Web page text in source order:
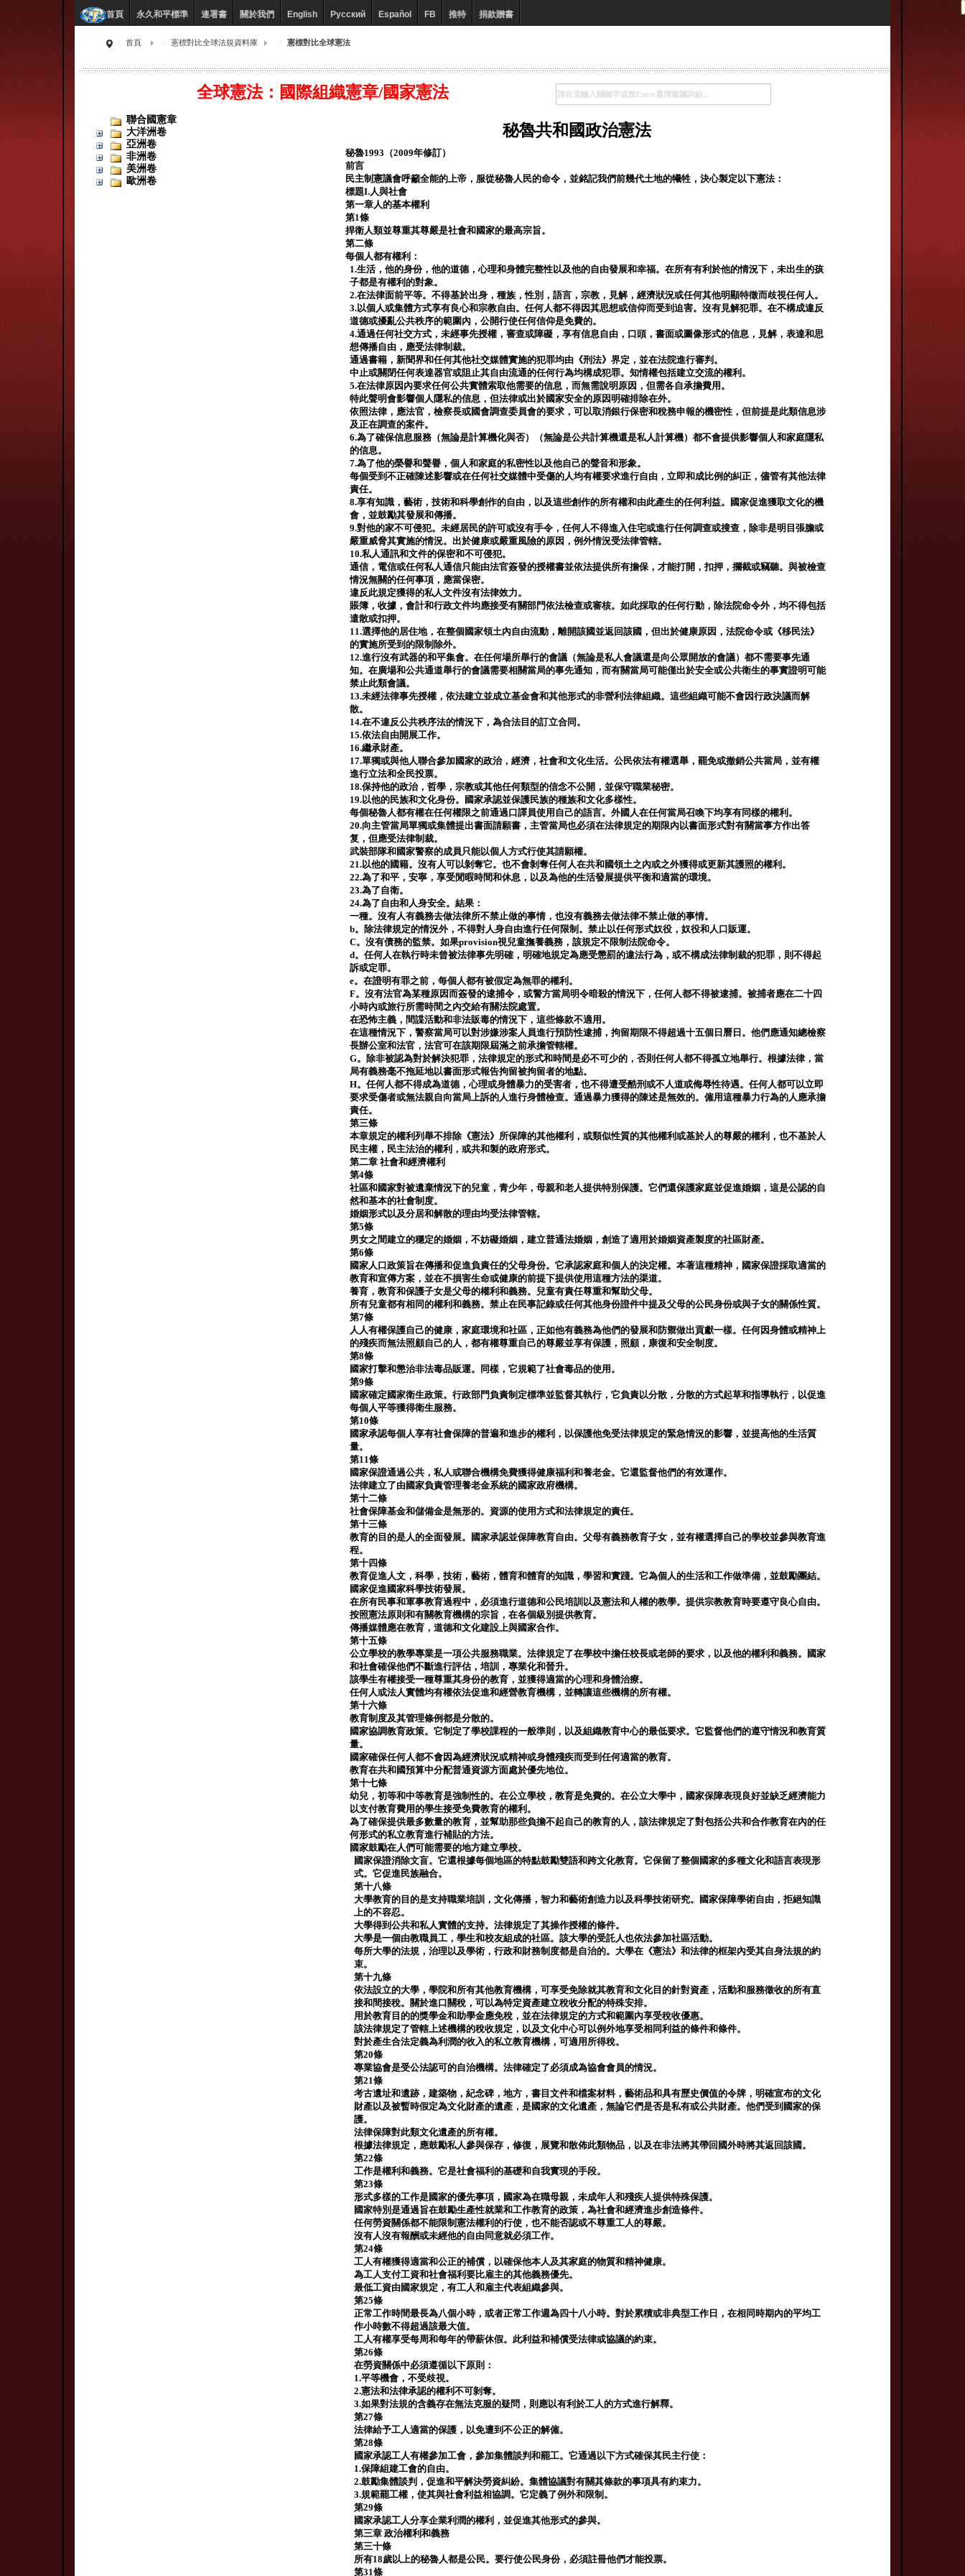
首頁 永久和平標準 連署書 關於我們 English Русский Español FB 推特 捐款贈書
首頁 憲標對比全球法規資料庫 憲標對比全球憲法
全球憲法：國際組織憲章/國家憲法
聯合國憲章
大洋洲卷
亞洲卷
非洲卷
美洲卷
歐洲卷
秘魯共和國政治憲法
秘魯1993（2009年修訂）
前言
民主制憲議會呼籲全能的上帝，服從秘魯人民的命令，並銘記我們前幾代土地的犧牲，決心製定以下憲法：
標題I.人與社會
第一章人的基本權利
第1條
捍衛人類並尊重其尊嚴是社會和國家的最高宗旨。
第二條
每個人都有權利：
1.生活，他的身份，他的道德，心理和身體完整性以及他的自由發展和幸福。在所有有利於他的情況下，未出生的孩
子都是有權利的對象。
2.在法律面前平等。不得基於出身，種族，性別，語言，宗教，見解，經濟狀況或任何其他明顯特徵而歧視任何人。
3.以個人或集體方式享有良心和宗教自由。任何人都不得因其思想或信仰而受到迫害。沒有見解犯罪。在不構成違反
道德或擾亂公共秩序的範圍內，公開行使任何信仰是免費的。
4.通過任何社交方式，未經事先授權，審查或障礙，享有信息自由，口頭，書面或圖像形式的信息，見解，表達和思
想傳播自由，應受法律制裁。
通過書籍，新聞界和任何其他社交媒體實施的犯罪均由《刑法》界定，並在法院進行審判。
中止或關閉任何表達器官或阻止其自由流通的任何行為均構成犯罪。知情權包括建立交流的權利。
5.在法律原因內要求任何公共實體索取他需要的信息，而無需說明原因，但需各自承擔費用。
特此聲明會影響個人隱私的信息，但法律或出於國家安全的原因明確排除在外。
依照法律，應法官，檢察長或國會調查委員會的要求，可以取消銀行保密和稅務申報的機密性，但前提是此類信息涉
及正在調查的案件。
6.為了確保信息服務（無論是計算機化與否）（無論是公共計算機還是私人計算機）都不會提供影響個人和家庭隱私
的信息。
7.為了他的榮譽和聲譽，個人和家庭的私密性以及他自己的聲音和形象。
每個受到不正確陳述影響或在任何社交媒體中受傷的人均有權要求進行自由，立即和成比例的糾正，儘管有其他法律
責任。
8.享有知識，藝術，技術和科學創作的自由，以及這些創作的所有權和由此產生的任何利益。國家促進獲取文化的機
會，並鼓勵其發展和傳播。
9.對他的家不可侵犯。未經居民的許可或沒有手令，任何人不得進入住宅或進行任何調查或搜查，除非是明目張膽或
嚴重威脅其實施的情況。出於健康或嚴重風險的原因，例外情況受法律管轄。
10.私人通訊和文件的保密和不可侵犯。
通信，電信或任何私人通信只能由法官簽發的授權書並依法提供所有擔保，才能打開，扣押，攔截或竊聽。與被檢查
情況無關的任何事項，應當保密。
違反此規定獲得的私人文件沒有法律效力。
賬簿，收據，會計和行政文件均應接受有關部門依法檢查或審核。如此採取的任何行動，除法院命令外，均不得包括
遣散或扣押。
11.選擇他的居住地，在整個國家領土內自由流動，離開該國並返回該國，但出於健康原因，法院命令或《移民法》
的實施所受到的限制除外。
12.進行沒有武器的和平集會。在任何場所舉行的會議（無論是私人會議還是向公眾開放的會議）都不需要事先通
知。在廣場和公共通道舉行的會議需要相關當局的事先通知，而有關當局可能僅出於安全或公共衛生的事實證明可能
禁止此類會議。
13.未經法律事先授權，依法建立並成立基金會和其他形式的非營利法律組織。這些組織可能不會因行政決議而解
散。
14.在不違反公共秩序法的情況下，為合法目的訂立合同。
15.依法自由開展工作。
16.繼承財產。
17.單獨或與他人聯合參加國家的政治，經濟，社會和文化生活。公民依法有權選舉，罷免或撤銷公共當局，並有權
進行立法和全民投票。
18.保持他的政治，哲學，宗教或其他任何類型的信念不公開，並保守職業秘密。
19.以他的民族和文化身份。國家承認並保護民族的種族和文化多樣性。
每個秘魯人都有權在任何權限之前通過口譯員使用自己的語言。外國人在任何當局召喚下均享有同樣的權利。
20.向主管當局單獨或集體提出書面請願書，主管當局也必須在法律規定的期限內以書面形式對有關當事方作出答
复，但應受法律制裁。
武裝部隊和國家警察的成員只能以個人方式行使其請願權。
21.以他的國籍。沒有人可以剝奪它。也不會剝奪任何人在共和國領土之內或之外獲得或更新其護照的權利。
22.為了和平，安寧，享受閒暇時間和休息，以及為他的生活發展提供平衡和適當的環境。
23.為了自衛。
24.為了自由和人身安全。結果：
一種。沒有人有義務去做法律所不禁止做的事情，也沒有義務去做法律不禁止做的事情。
b。除法律規定的情況外，不得對人身自由進行任何限制。禁止以任何形式奴役，奴役和人口販運。
C。沒有債務的監禁。如果provision視兒童撫養義務，該規定不限制法院命令。
d。任何人在執行時未曾被法律事先明確，明確地規定為應受懲罰的違法行為，或不構成法律制裁的犯罪，則不得起
訴或定罪。
e。在證明有罪之前，每個人都有被假定為無罪的權利。
F。沒有法官為某種原因而簽發的逮捕令，或警方當局明令暗殺的情況下，任何人都不得被逮捕。被捕者應在二十四
小時內或旅行所需時間之內交給有關法院處置。
在恐怖主義，間諜活動和非法販毒的情況下，這些條款不適用。
在這種情況下，警察當局可以對涉嫌涉案人員進行預防性逮捕，拘留期限不得超過十五個日曆日。他們應通知總檢察
長辦公室和法官，法官可在該期限屆滿之前承擔管轄權。
G。除非被認為對於解決犯罪，法律規定的形式和時間是必不可少的，否則任何人都不得孤立地舉行。根據法律，當
局有義務毫不拖延地以書面形式報告拘留被拘留者的地點。
H。任何人都不得成為道德，心理或身體暴力的受害者，也不得遭受酷刑或不人道或侮辱性待遇。任何人都可以立即
要求受傷者或無法親自向當局上訴的人進行身體檢查。通過暴力獲得的陳述是無效的。僱用這種暴力行為的人應承擔
責任。
第三條
本章規定的權利列舉不排除《憲法》所保障的其他權利，或類似性質的其他權利或基於人的尊嚴的權利，也不基於人
民主權，民主法治的權利，或共和製的政府形式。
第二章 社會和經濟權利
第4條
社區和國家對被遺棄情況下的兒童，青少年，母親和老人提供特別保護。它們還保護家庭並促進婚姻，這是公認的自
然和基本的社會制度。
婚姻形式以及分居和解散的理由均受法律管轄。
第5條
男女之間建立的穩定的婚姻，不妨礙婚姻，建立普通法婚姻，創造了適用於婚姻資產製度的社區財產。
第6條
國家人口政策旨在傳播和促進負責任的父母身份。它承認家庭和個人的決定權。本著這種精神，國家保證採取適當的
教育和宣傳方案，並在不損害生命或健康的前提下提供使用這種方法的渠道。
養育，教育和保護子女是父母的權利和義務。兒童有責任尊重和幫助父母。
所有兒童都有相同的權利和義務。禁止在民事記錄或任何其他身份證件中提及父母的公民身份或與子女的關係性質。
第7條
人人有權保護自己的健康，家庭環境和社區，正如他有義務為他們的發展和防禦做出貢獻一樣。任何因身體或精神上
的殘疾而無法照顧自己的人，都有權尊重自己的尊嚴並享有保護，照顧，康復和安全制度。
第8條
國家打擊和懲治非法毒品販運。同樣，它規範了社會毒品的使用。
第9條
國家確定國家衛生政策。行政部門負責制定標準並監督其執行，它負責以分散，分散的方式起草和指導執行，以促進
每個人平等獲得衛生服務。
第10條
國家承認每個人享有社會保障的普遍和進步的權利，以保護他免受法律規定的緊急情況的影響，並提高他的生活質
量。
第11條
國家保證通過公共，私人或聯合機構免費獲得健康福利和養老金。它還監督他們的有效運作。
法律建立了由國家負責管理養老金系統的國家政府機構。
第十二條
社會保障基金和儲備金是無形的。資源的使用方式和法律規定的責任。
第十三條
教育的目的是人的全面發展。國家承認並保障教育自由。父母有義務教育子女，並有權選擇自己的學校並參與教育進
程。
第十四條
教育促進人文，科學，技術，藝術，體育和體育的知識，學習和實踐。它為個人的生活和工作做準備，並鼓勵團結。
國家促進國家科學技術發展。
在所有民事和軍事教育過程中，必須進行道德和公民培訓以及憲法和人權的教學。提供宗教教育時要遵守良心自由。
按照憲法原則和有關教育機構的宗旨，在各個級別提供教育。
傳播媒體應在教育，道德和文化建設上與國家合作。
第十五條
公立學校的教學專業是一項公共服務職業。法律規定了在學校中擔任校長或老師的要求，以及他的權利和義務。國家
和社會確保他們不斷進行評估，培訓，專業化和晉升。
該學生有權接受一種尊重其身份的教育，並獲得適當的心理和身體治療。
任何人或法人實體均有權依法促進和經營教育機構，並轉讓這些機構的所有權。
第十六條
教育制度及其管理條例都是分散的。
國家協調教育政策。它制定了學校課程的一般準則，以及組織教育中心的最低要求。它監督他們的遵守情況和教育質
量。
國家確保任何人都不會因為經濟狀況或精神或身體殘疾而受到任何適當的教育。
教育在共和國預算中分配普通資源方面處於優先地位。
第十七條
幼兒，初等和中等教育是強制性的。在公立學校，教育是免費的。在公立大學中，國家保障表現良好並缺乏經濟能力
以支付教育費用的學生接受免費教育的權利。
為了確保提供最多數量的教育，並幫助那些負擔不起自己的教育的人，該法律規定了對包括公共和合作教育在內的任
何形式的私立教育進行補貼的方法。
國家鼓勵在人們可能需要的地方建立學校。
國家保證消除文盲。它還根據每個地區的特點鼓勵雙語和跨文化教育。它保留了整個國家的多種文化和語言表現形
式。它促進民族融合。
第十八條
大學教育的目的是支持職業培訓，文化傳播，智力和藝術創造力以及科學技術研究。國家保障學術自由，拒絕知識
上的不容忍。
大學得到公共和私人實體的支持。法律規定了其操作授權的條件。
大學是一個由教職員工，學生和校友組成的社區。該大學的受託人也依法參加社區活動。
每所大學的法規，治理以及學術，行政和財務制度都是自治的。大學在《憲法》和法律的框架內受其自身法規的約
束。
第十九條
依法設立的大學，學院和所有其他教育機構，可享受免除就其教育和文化目的針對資產，活動和服務徵收的所有直
接和間接稅。關於進口關稅，可以為特定資產建立稅收分配的特殊安排。
用於教育目的的獎學金和助學金應免稅，並在法律規定的方式和範圍內享受稅收優惠。
該法律規定了管轄上述機構的稅收規定，以及文化中心可以例外地享受相同利益的條件和條件。
對於產生合法定義為利潤的收入的私立教育機構，可適用所得稅。
第20條
專業協會是受公法認可的自治機構。法律確定了必須成為協會會員的情況。
第21條
考古遺址和遺跡，建築物，紀念碑，地方，書目文件和檔案材料，藝術品和具有歷史價值的令牌，明確宣布的文化
財產以及被暫時假定為文化財產的遺產，是國家的文化遺產，無論它們是否是私有或公共財產。他們受到國家的保
護。
法律保障對此類文化遺產的所有權。
根據法律規定，應鼓勵私人參與保存，修復，展覽和散佈此類物品，以及在非法將其帶回國外時將其返回該國。
第22條
工作是權利和義務。它是社會福利的基礎和自我實現的手段。
第23條
形式多樣的工作是國家的優先事項，國家為在職母親，未成年人和殘疾人提供特殊保護。
國家特別是通過旨在鼓勵生產性就業和工作教育的政策，為社會和經濟進步創造條件。
任何勞資關係都不能限制憲法權利的行使，也不能否認或不尊重工人的尊嚴。
沒有人沒有報酬或未經他的自由同意就必須工作。
第24條
工人有權獲得適當和公正的補償，以確保他本人及其家庭的物質和精神健康。
為工人支付工資和社會福利要比雇主的其他義務優先。
最低工資由國家規定，有工人和雇主代表組織參與。
第25條
正常工作時間最長為八個小時，或者正常工作週為四十八小時。對於累積或非典型工作日，在相同時期內的平均工
作小時數不得超過該最大值。
工人有權享受每周和每年的帶薪休假。此利益和補償受法律或協議的約束。
第26條
在勞資關係中必須遵循以下原則：
1.平等機會，不受歧視。
2.憲法和法律承認的權利不可剝奪。
3.如果對法規的含義存在無法克服的疑問，則應以有利於工人的方式進行解釋。
第27條
法律給予工人適當的保護，以免遭到不公正的解僱。
第28條
國家承認工人有權參加工會，參加集體談判和罷工。它通過以下方式確保其民主行使：
1.保障組建工會的自由。
2.鼓勵集體談判，促進和平解決勞資糾紛。集體協議對有關其條款的事項具有約束力。
3.規範罷工權，使其與社會利益相協調。它定義了例外和限制。
第29條
國家承認工人分享企業利潤的權利，並促進其他形式的參與。
第三章 政治權利和義務
第三十條
所有18歲以上的秘魯人都是公民。要行使公民身份，必須註冊他們才能投票。
第31條